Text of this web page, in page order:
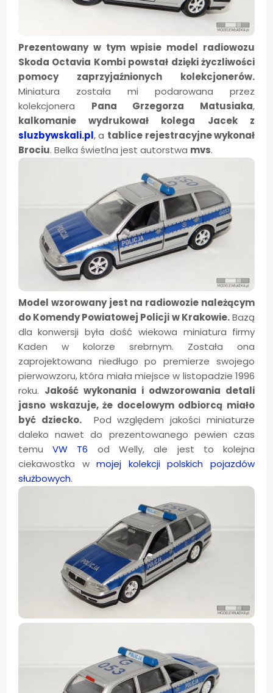
Prezentowany w tym wpisie model radiowozu
Skoda Octavia Kombi powstał dzięki życzliwości
pomocy zaprzyjaźnionych kolekcjonerów.
Miniatura została mi podarowana przez
kolekcjonera Pana Grzegorza Matusiaka,
kalkomanie wydrukował kolega Jacek z
sluzbywskali.pl, a tablice rejestracyjne wykonał
Brociu. Belka świetlna jest autorstwa mvs.
Model wzorowany jest na radiowozie należącym
do Komendy Powiatowej Policji w Krakowie.Bazą
dla konwersji była dość wiekowa miniatura firmy
Kaden w kolorze srebrnym. Została ona
zaprojektowana niedługo po premierze swojego
pierwowzoru, która miała miejsce w listopadzie 1996
roku. Jakość wykonania i odwzorowania detali
jasno wskazuje, że docelowym odbiorcą miało
być dziecko.Pod względem jakości miniaturze
daleko nawet do prezentowanego pewien czas
temuVW T6 od Welly, ale jest to kolejna
ciekawostka wmojej kolekcji polskich pojazdów
służbowych.